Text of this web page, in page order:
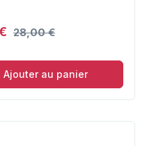
28,00 €
Ajouter au panier